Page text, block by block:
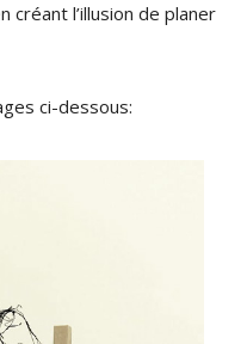
créant l’illusion de planer
ci-dessous: